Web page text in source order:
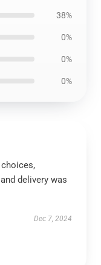
38%
0%
0%
0%
delivery was
Dec 7, 2024